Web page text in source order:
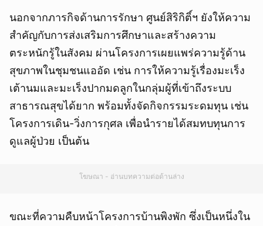
นอกจากภารกิจด้านการรักษา ศูนย์สิริกิติ์ฯ ยังให้ความ
สำคัญกับการส่งเสริมการศึกษาและสร้างความ
ตระหนักรู้ในสังคม ผ่านโครงการเผยแพร่ความรู้ด้าน
สุขภาพในชุมชนแออัด เช่น การให้ความรู้เรื่องมะเร็ง
เต้านมและมะเร็งปากมดลูกในกลุ่มผู้ที่เข้าถึงระบบ
สาธารณสุขได้ยาก พร้อมทั้งจัดกิจกรรมระดมทุน เช่น
โครงการเดิน-วิ่งการกุศล เพื่อนำรายได้สมทบทุนการ
ดูแลผู้ป่วย เป็นต้น
โฆษณา - อ่านบทความต่อด้านล่าง
ขณะที่ความคืบหน้าโครงการบ้านพิงพัก ซึ่งเป็นหนึ่งใน